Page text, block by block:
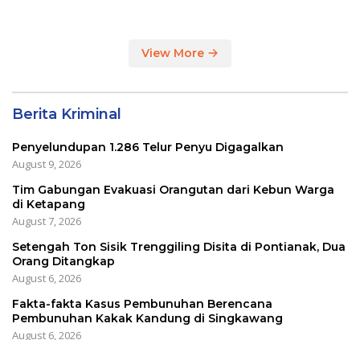
View More
Berita Kriminal
Penyelundupan 1.286 Telur Penyu Digagalkan
August 9, 2026
Tim Gabungan Evakuasi Orangutan dari Kebun Warga
di Ketapang
August 7, 2026
Setengah Ton Sisik Trenggiling Disita di Pontianak, Dua
Orang Ditangkap
August 6, 2026
Fakta-fakta Kasus Pembunuhan Berencana
Pembunuhan Kakak Kandung di Singkawang
August 6, 2026